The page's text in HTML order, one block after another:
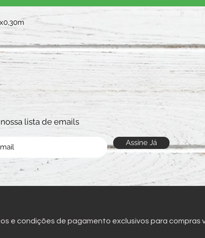
lista de emails
Assine Já
e condições de pagamento exclusivos para compras